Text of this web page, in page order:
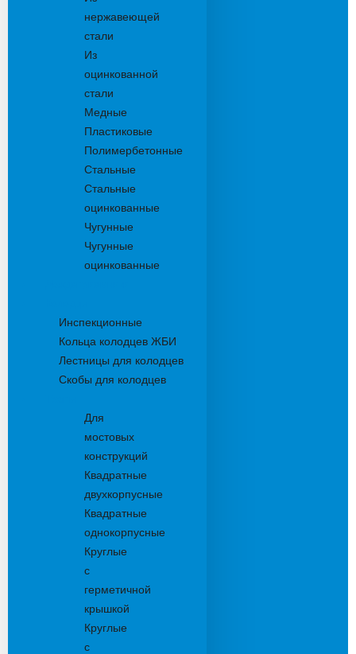
нержавеющей
стали
Из
оцинкованной
стали
Медные
Пластиковые
Полимербетонные
Стальные
Стальные
оцинкованные
Чугунные
Чугунные
оцинкованные
Инспекционные
Кольца колодцев ЖБИ
Лестницы для колодцев
Скобы для колодцев
Для
мостовых
конструкций
Квадратные
двухкорпусные
Квадратные
однокорпусные
Круглые
с
герметичной
крышкой
Круглые
с